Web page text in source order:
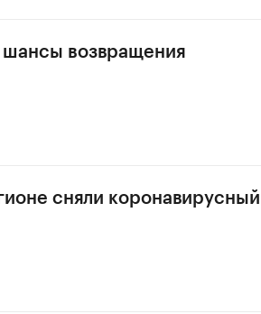
шансы возвращения
сняли коронавирусный